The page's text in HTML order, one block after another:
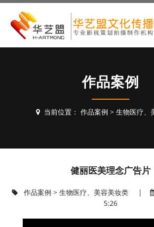
作品案例
当前位置： 作品案例 > 生物医疗、
健丽医美理念广告片
作品案例 >生物医疗、美容美妆类 |
5:26